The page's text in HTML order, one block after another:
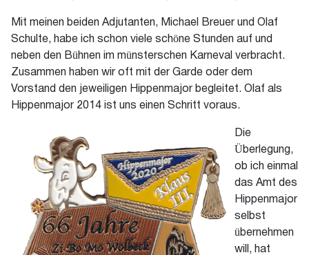
Mit meinen beiden Adjutanten, Michael Breuer und Olaf
Schulte, habe ich schon viele schöne Stunden auf und
neben den Bühnen im münsterschen Karneval verbracht.
Zusammen haben wir oft mit der Garde oder dem
Vorstand den jeweiligen Hippenmajor begleitet. Olaf als
Hippenmajor 2014 ist uns einen Schritt voraus.
Die
Überlegung,
ob ich einmal
das Amt des
Hippenmajor
selbst
übernehmen
will, hat